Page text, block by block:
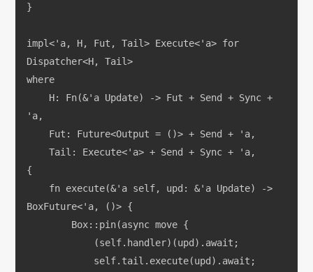
}
impl<'a, H, Fut, Tail> Execute<'a> for
Dispatcher<H, Tail>
where
'a,
    Fut: Future<Output = ()> + Send + 'a,
    Tail: Execute<'a> + Send + Sync + 'a,
{
BoxFuture<'a, ()> {
        Box::pin(async move {
            (self.handler)(upd).await;
            self.tail.execute(upd).await;